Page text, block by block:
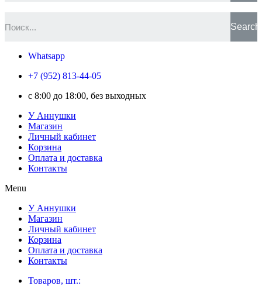
Search
Whatsapp
+7 (952) 813-44-05
c 8:00 до 18:00, без выходных
У Аннушки
Магазин
Личный кабинет
Корзина
Оплата и доставка
Контакты
Menu
У Аннушки
Магазин
Личный кабинет
Корзина
Оплата и доставка
Контакты
Товаров, шт.: